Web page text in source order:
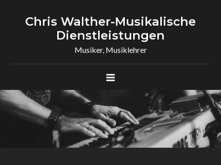
Chris Walther-Musikalische
Dienstleistungen
Musiker, Musiklehrer